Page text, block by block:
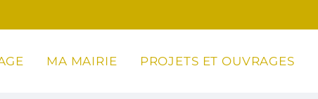
Pianottoli-Caldarello
MA MAIRIE PROJETS ET OUVRAGES